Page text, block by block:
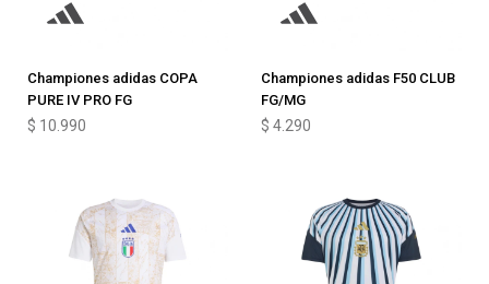
Championes adidas COPA
PURE IV PRO FG
$ 10.990
Championes adidas F50 CLUB
FG/MG
$ 4.290